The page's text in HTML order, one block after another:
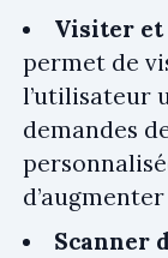
Visiter et
permet de
l’utilisateur
demandes
Scanner